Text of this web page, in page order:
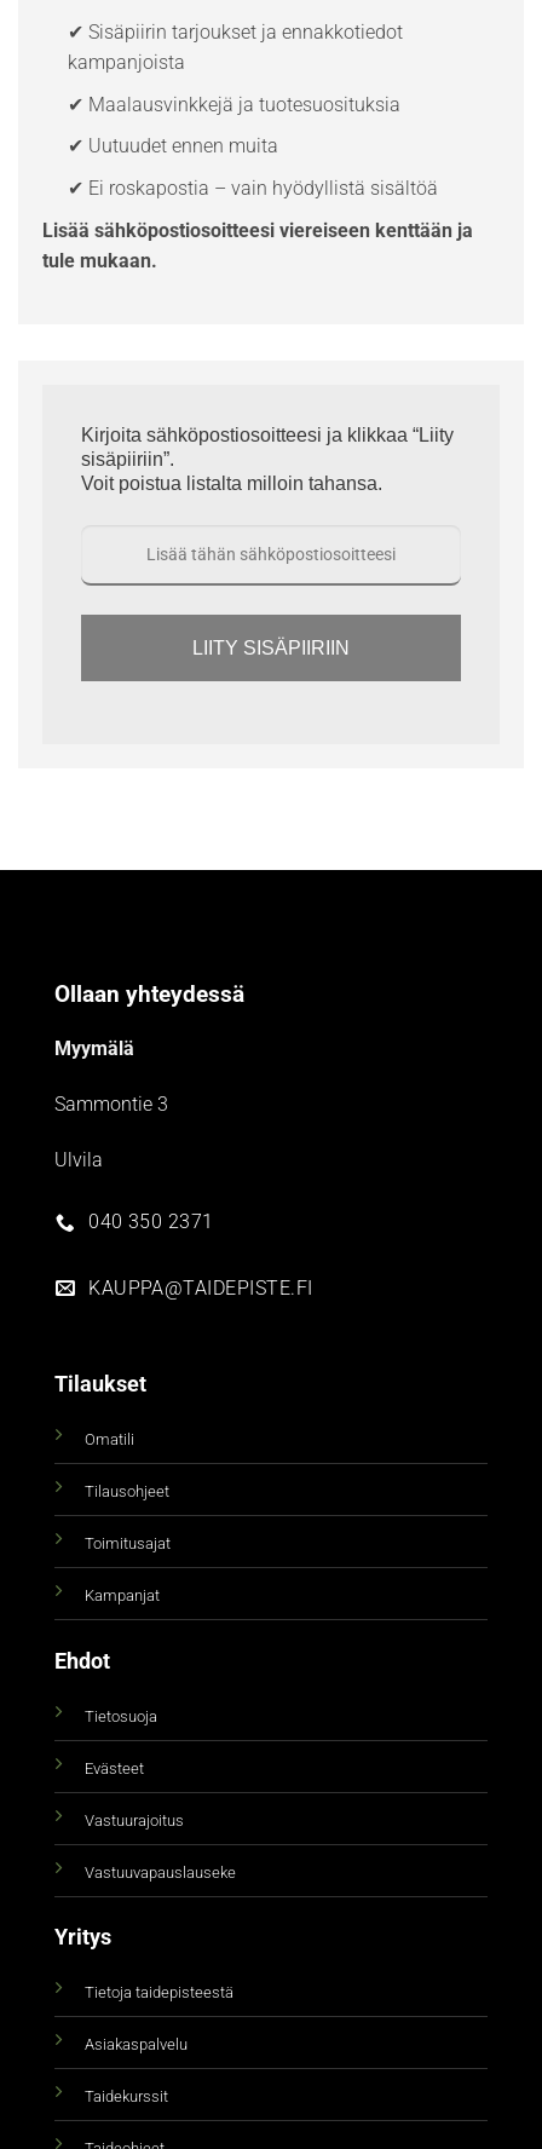
✔ Sisäpiirin tarjoukset ja ennakkotiedot
kampanjoista
✔ Maalausvinkkejä ja tuotesuosituksia
✔ Uutuudet ennen muita
✔ Ei roskapostia – vain hyödyllistä sisältöä
Lisää sähköpostiosoitteesi viereiseen kenttään ja
tule mukaan.
Kirjoita sähköpostiosoitteesi ja klikkaa “Liity
sisäpiiriin”.
Voit poistua listalta milloin tahansa.
LIITY SISÄPIIRIIN
Ollaan yhteydessä
Myymälä
Sammontie 3
Ulvila
040 350 2371
KAUPPA@TAIDEPISTE.FI
Tilaukset
Omatili
Tilausohjeet
Toimitusajat
Kampanjat
Ehdot
Tietosuoja
Evästeet
Vastuurajoitus
Vastuuvapauslauseke
Yritys
Tietoja taidepisteestä
Asiakaspalvelu
Taidekurssit